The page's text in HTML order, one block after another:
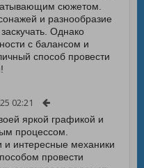
сюжетом.
и разнообразие
Однако
с балансом и
способ провести
02:21
яркой графикой и
процессом.
и интересные механики
провести